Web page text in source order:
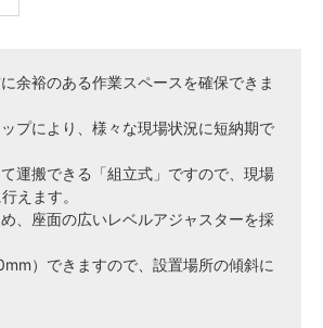
余裕のある作業スペースを確保できま
プにより、様々な現場状況に短納期で
運搬できる「組立式」ですので、現場
えます。
、座面の広いレベルアジャスターを採
）できますので、設置場所の傾斜に